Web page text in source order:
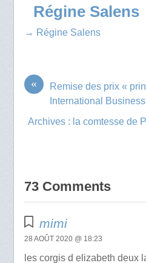
Régine Salens
→ Régine Salens
«
Remise des prix «
International
Archives : la comtesse de
73 Comments
mimi
28 AOÛT 2020 @ 18:23
les corgis d elizabeth deux